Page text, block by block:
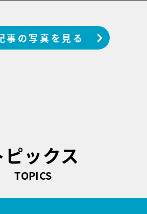
事の写真を見る
ピックス
TOPICS